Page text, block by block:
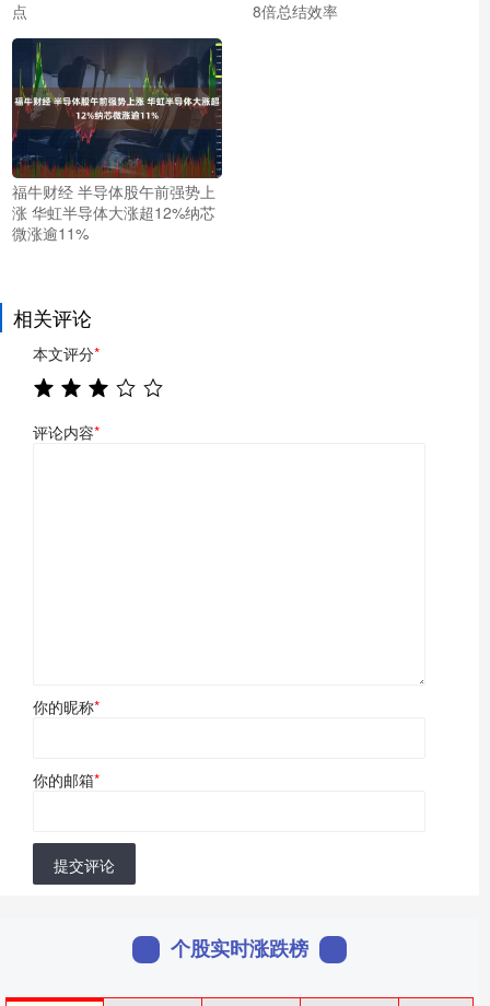
点
8倍总结效率
福牛财经 半导体股午前强势上
涨 华虹半导体大涨超12%纳芯
微涨逾11%
相关评论
本文评分*
评论内容*
你的昵称*
你的邮箱*
提交评论
个股实时涨跌榜